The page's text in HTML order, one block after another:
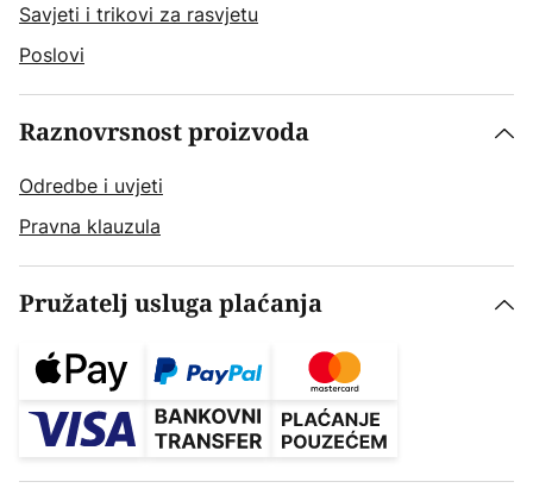
Savjeti i trikovi za rasvjetu
Poslovi
Raznovrsnost proizvoda
Odredbe i uvjeti
Pravna klauzula
Pružatelj usluga plaćanja